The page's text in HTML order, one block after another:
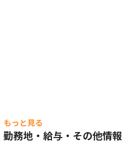
もっと見る
勤務地・給与・その他情報